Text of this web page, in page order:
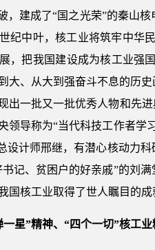
，建成了“国之光荣”的秦山
纪中叶，核工业将筑牢中华
，把我国建设成为核工业强
大、从大到强奋斗不息的历
出一批又一批优秀人物和先
领导称为“当代科技工作者学
设计师邢继，有潜心核动力
记、贫困户的好亲戚”的刘
国核工业取得了世人瞩目的
星”精神、“四个一切”核工